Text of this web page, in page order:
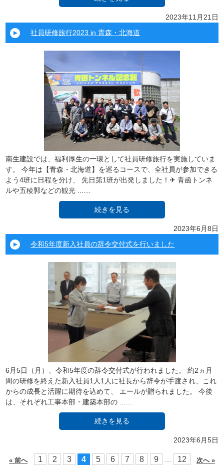
2023年11月21日
社員研修旅行2023 in 青森・北海道
南生建設では、福利厚生の一環として社員研修旅行を実施していま
す。 今年は【青森・北海道】を巡るコースで、全社員が参加できる
よう4班に日程を分け、 先日第1班が出発しました！✈ 青函トンネ
ルや五稜郭などの観光 ...…
続きを見る
2023年6月8日
令和5年度新入社員の辞令交付式を行いました
6月5日（月）、令和5年度の辞令交付式が行われました。 約2ヵ月
間の研修を終えた新入社員1人1人に社長から辞令が手渡され、これ
からの成長と活躍に期待を込めて、 エールが贈られました。 今後
は、それぞれ工事本部・建築本部の ...…
続きを見る
2023年6月5日
« 前へ 1 2 3 4 5 6 7 8 9 … 12 次へ »